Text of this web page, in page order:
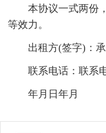
本协议一式两份
等效力。
出租方(签字)：
联系电话：联系
年月日年月